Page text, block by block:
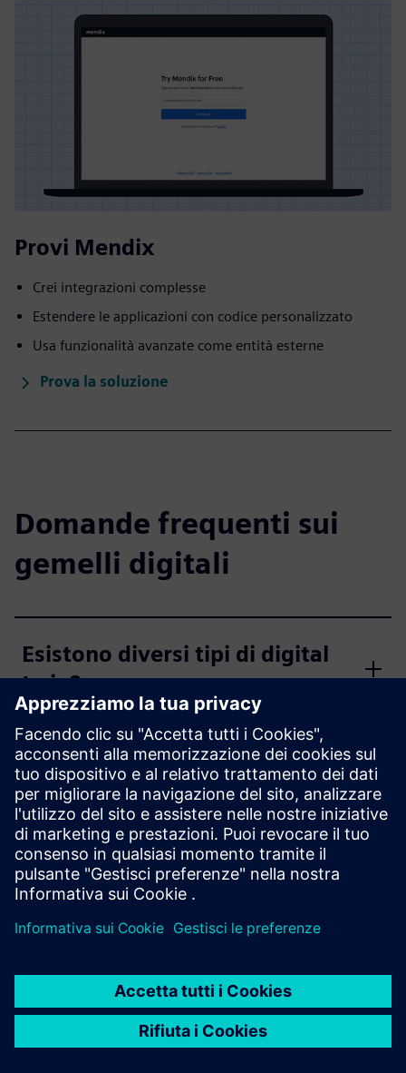
Provi Mendix
Crei integrazioni complesse
Estendere le applicazioni con codice personalizzato
Usa funzionalità avanzate come entità esterne
Prova la soluzione
Domande frequenti sui
gemelli digitali
Esistono diversi tipi di digital
twin?
Cosa sono i digital twin
eseguibili?
Cos'è il Digital Twin nel
software CAD e di
simulazione?
Scopri di più